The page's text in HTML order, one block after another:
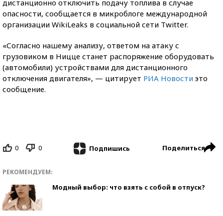
дистанционно отключить подачу топлива в случае
опасности, сообщается в микроблоге международной
организации WikiLeaks в социальной сети Twitter.
​«Согласно нашему анализу, ответом на атаку с
грузовиком в Ницце станет распоряжение оборудовать
(автомобили) устройствами для дистанционного
отключения двигателя», — цитирует РИА Новости это
сообщение.
0 0 Подпишись Поделиться
РЕКОМЕНДУЕМ:
Модный выбор: что взять с собой в отпуск?